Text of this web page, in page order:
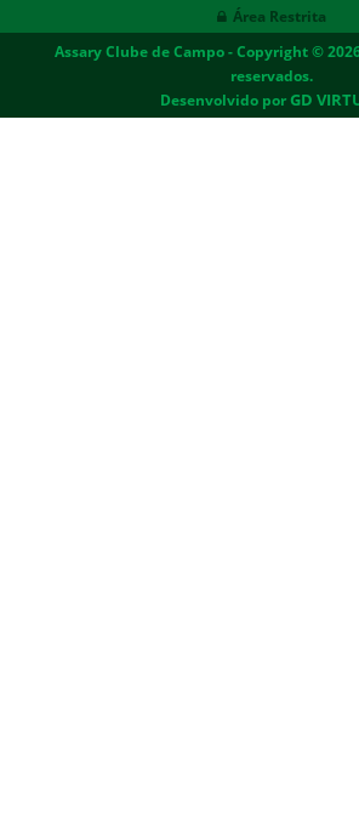
Área Restrita
Assary Clube de Campo - Copyright ©
reservados.
Desenvolvido porGD